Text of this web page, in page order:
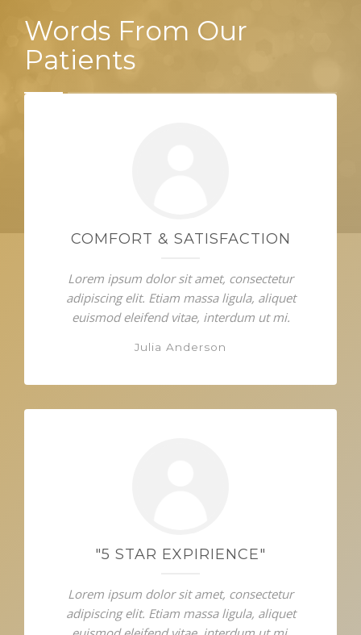
Words From Our
Patients
COMFORT & SATISFACTION
Lorem ipsum dolor sit amet, consectetur
adipiscing elit. Etiam massa ligula, aliquet
euismod eleifend vitae, interdum ut mi.
Julia Anderson
"5 STAR EXPIRIENCE"
Lorem ipsum dolor sit amet, consectetur
adipiscing elit. Etiam massa ligula, aliquet